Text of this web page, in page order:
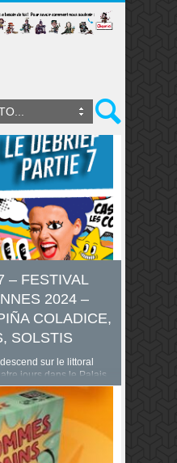
– FESTIVAL
2024 –
COLADICE,
SOLSTIS
sur le littoral
jours dans le Palais
du Festival des
découvrir (et vous
nouveautés de ce
de n’en omettre aucune.